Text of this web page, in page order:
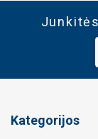
Kategorijos